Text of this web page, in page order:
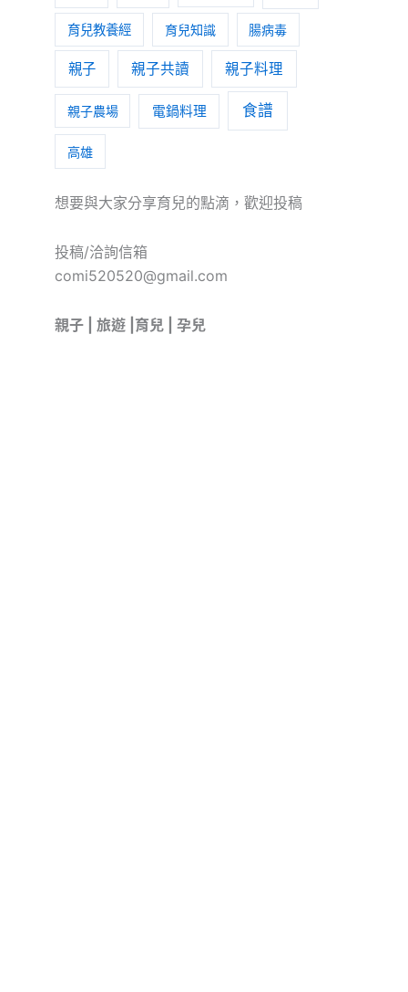
育兒教養經 育兒知識 腸病毒
親子 親子共讀 親子料理
親子農場 電鍋料理 食譜
高雄
想要與大家分享育兒的點滴，歡迎投稿
投稿/洽詢信箱
comi520520@gmail.com
親子 | 旅遊 |育兒 | 孕兒